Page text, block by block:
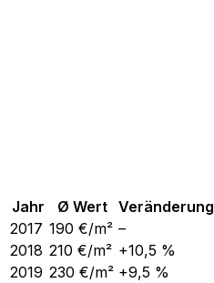
Jahr Ø Wert
Veränderung
2017 190 €/m² –
2018 210 €/m² +10,5 %
2019 230 €/m² +9,5 %